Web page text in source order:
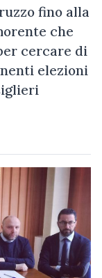
fino alla
che
cercare di
elezioni